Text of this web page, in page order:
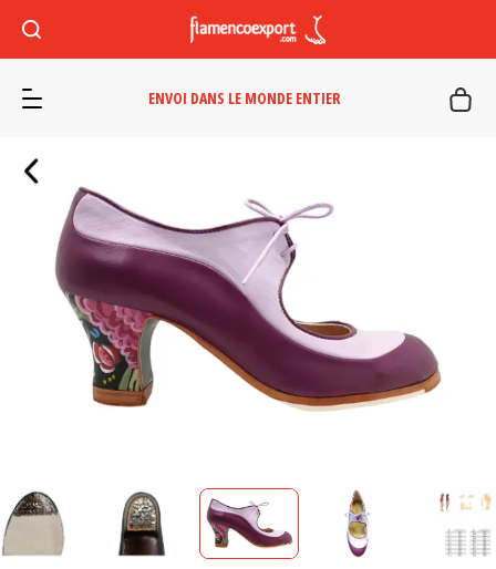
ENVOI DANS LE MONDE ENTIER